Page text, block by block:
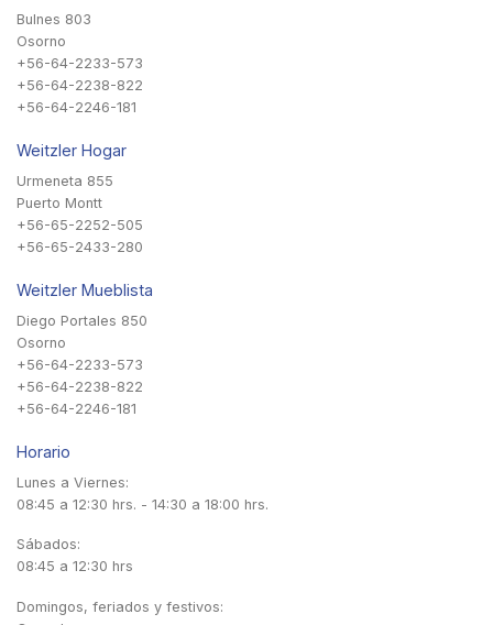
Bulnes 803
Osorno
+56-64-2233-573
+56-64-2238-822
+56-64-2246-181
Weitzler Hogar
Urmeneta 855
Puerto Montt
+56-65-2252-505
+56-65-2433-280
Weitzler Mueblista
Diego Portales 850
Osorno
+56-64-2233-573
+56-64-2238-822
+56-64-2246-181
Horario
Lunes a Viernes:
08:45 a 12:30 hrs. - 14:30 a 18:00 hrs.
Sábados:
08:45 a 12:30 hrs
Domingos, feriados y festivos: